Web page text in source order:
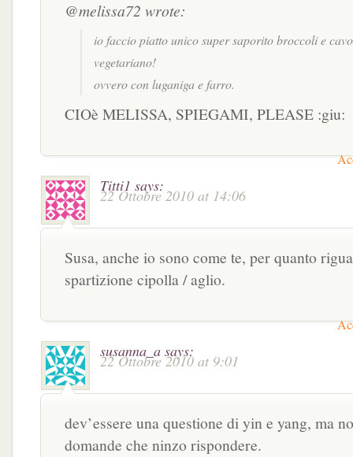
@melissa72 wrote:
io faccio piatto unico super saporito broccoli e
vegetariano!
ovvero con luganiga e farro.
CIOè MELISSA, SPIEGAMI, PLEASE :giu:
Titti1 says:
22 Ottobre 2010 at 14:06
Susa, anche io sono come te, per quanto
spartizione cipolla / aglio.
susanna_a says:
22 Ottobre 2010 at 9:01
dev’essere una questione di yin e yang, ma
domande che ninzo rispondere.